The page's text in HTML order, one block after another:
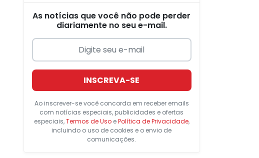
As notícias que você não pode perder
diariamente no seu e-mail.
INSCREVA-SE
Ao inscrever-se você concorda em receber emails
com notícias especiais, publicidades e ofertas
especiais,Termos de UsoePolítica de Privacidade,
incluindo o uso de cookies e o envio de
comunicações.